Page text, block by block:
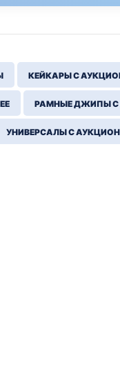
КЕЙКАРЫ С
РАМНЫЕ ДЖИПЫ С
УНИВЕРСАЛЫ С